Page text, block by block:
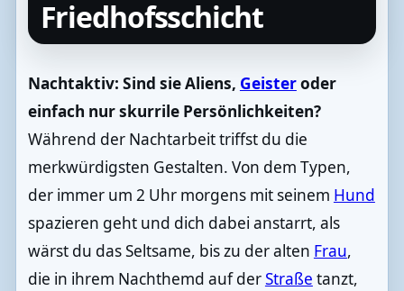
Friedhofsschicht
Nachtaktiv: Sind sie Aliens, Geisteroder
einfach nur skurrile Persönlichkeiten?
Während der Nachtarbeit triffst du die
merkwürdigsten Gestalten. Von dem Typen,
der immer um 2 Uhr morgens mit seinem Hund
spazieren geht und dich dabei anstarrt, als
wärst du das Seltsame, bis zu der alten Frau,
die in ihrem Nachthemd auf derStraße tanzt,